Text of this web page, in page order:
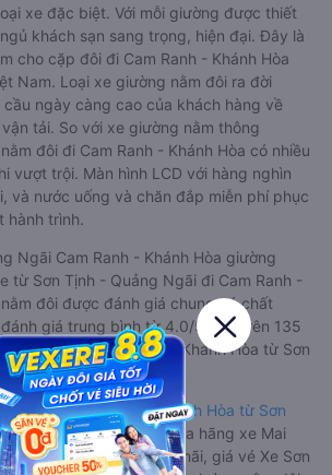
xe đặc biệt. Với mỗi giường được thiết
khách sạn sang trọng, hiện đại. Đây là
cho cặp đôi đi Cam Ranh - Khánh Hòa
Nam. Loại xe giường nằm đôi ra đời
ngày càng cao của khách hàng về
tải. So với xe giường nằm thông
đôi đi Cam Ranh - Khánh Hòa có nhiều
vượt trội. Màn hình LCD với hàng nghìn
và nước uống và chăn đắp miễn phí phục
hành trình.
Ngãi Cam Ranh - Khánh Hòa giường
từ Sơn Tịnh - Quảng Ngãi đi Cam Ranh -
đôi được đánh giá chung có chất
giá trung bình từ 4.0/5 dựa trên 135
Xe về Cam Ranh - Khánh Hòa từ Sơn
đôi đi Cam Ranh - Khánh Hòa từ Sơn
rẻ nhất là 600000VND của hãng xe Mai
chương trình khuyến mãi, giá vé Xe Sơn